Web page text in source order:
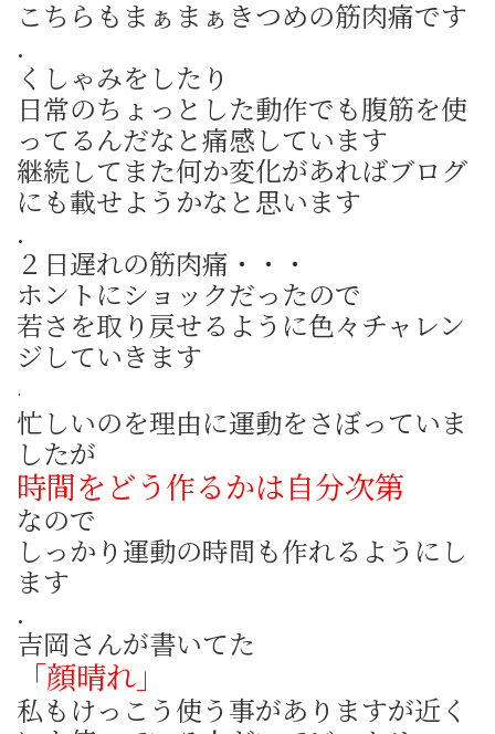
こちらもまぁまぁきつめの筋肉痛です
.
くしゃみをしたり
日常のちょっとした動作でも腹筋を使
ってるんだなと痛感しています
継続してまた何か変化があればブログ
にも載せようかなと思います
.
２日遅れの筋肉痛・・・
ホントにショックだったので
若さを取り戻せるように色々チャレン
ジしていきます
.
忙しいのを理由に運動をさぼっていま
したが
時間をどう作るかは自分次第
なので
しっかり運動の時間も作れるようにし
ます
.
吉岡さんが書いてた
「顔晴れ」
私もけっこう使う事がありますが近く